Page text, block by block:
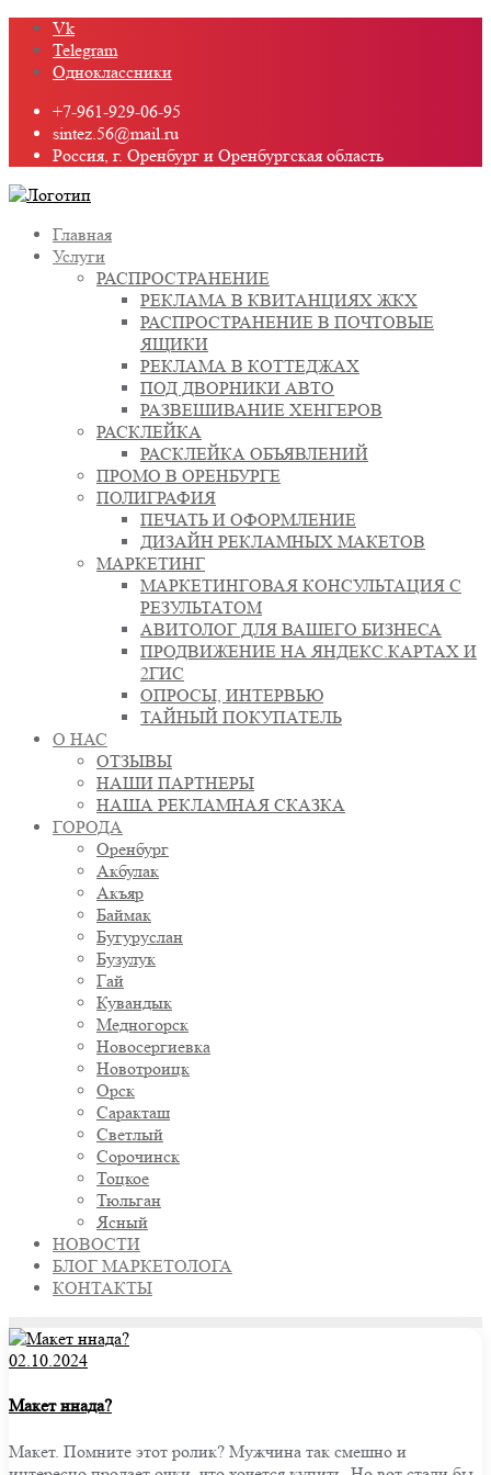
Промотать
содержимому
Vk
Telegram
Одноклассники
+7-961-929-06-95
sintez.56@mail.ru
Россия, г. Оренбург и Оренбургская область
Главная
Услуги
РАСПРОСТРАНЕНИЕ
РЕКЛАМА В КВИТАНЦИЯХ ЖКХ
РАСПРОСТРАНЕНИЕ В ПОЧТОВЫЕ
ЯЩИКИ
РЕКЛАМА В КОТТЕДЖАХ
ПОД ДВОРНИКИ АВТО
РАЗВЕШИВАНИЕ ХЕНГЕРОВ
РАСКЛЕЙКА
РАСКЛЕЙКА ОБЪЯВЛЕНИЙ
ПРОМО В ОРЕНБУРГЕ
ПОЛИГРАФИЯ
ПЕЧАТЬ И ОФОРМЛЕНИЕ
ДИЗАЙН РЕКЛАМНЫХ МАКЕТОВ
МАРКЕТИНГ
МАРКЕТИНГОВАЯ КОНСУЛЬТАЦИЯ С
РЕЗУЛЬТАТОМ
АВИТОЛОГ ДЛЯ ВАШЕГО БИЗНЕСА
ПРОДВИЖЕНИЕ НА ЯНДЕКС.КАРТАХ И
2ГИС
ОПРОСЫ, ИНТЕРВЬЮ
ТАЙНЫЙ ПОКУПАТЕЛЬ
О НАС
ОТЗЫВЫ
НАШИ ПАРТНЕРЫ
НАША РЕКЛАМНАЯ СКАЗКА
ГОРОДА
Оренбург
Акбулак
Акъяр
Баймак
Бугуруслан
Бузулук
Гай
Кувандык
Медногорск
Новосергиевка
Новотроицк
Орск
Саракташ
Светлый
Сорочинск
Тоцкое
Тюльган
Ясный
НОВОСТИ
БЛОГ МАРКЕТОЛОГА
КОНТАКТЫ
02.10.2024
Макет ннада?
Макет. Помните этот ролик? Мужчина так смешно и